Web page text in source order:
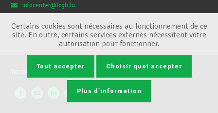
infocenter@lcgb.lu
Conditions générales Gestion des cookies
Certains cookies sont nécessaires au fonctionnement de ce
site. En outre, certains services externes nécessitent votre
autorisation pour fonctionner.
Tout accepter Choisir quoi accepter
Plus d'information